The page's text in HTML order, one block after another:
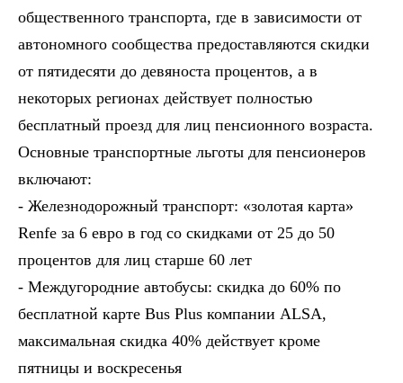
общественного транспорта, где в зависимости от
автономного сообщества предоставляются скидки
от пятидесяти до девяноста процентов, а в
некоторых регионах действует полностью
бесплатный проезд для лиц пенсионного возраста.
Основные транспортные льготы для пенсионеров
включают:
- Железнодорожный транспорт: «золотая карта»
Renfe за 6 евро в год со скидками от 25 до 50
процентов для лиц старше 60 лет
- Междугородние автобусы: скидка до 60% по
бесплатной карте Bus Plus компании ALSA,
максимальная скидка 40% действует кроме
пятницы и воскресенья